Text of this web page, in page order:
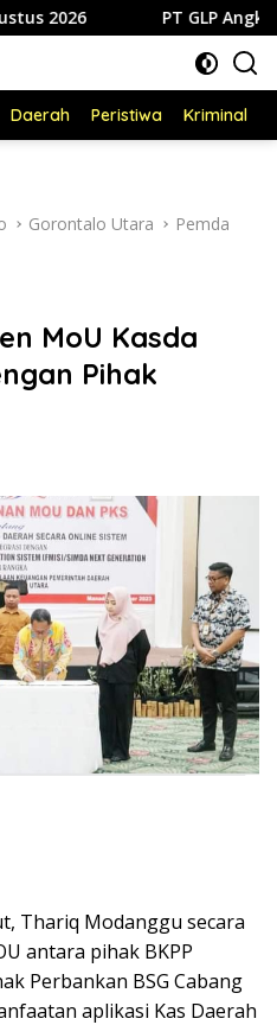
PT GLP Angkat Bicara
Daerah Peristiwa Kriminal
Gorontalo Utara
Pemda
MoU Kasda
Pihak
Thariq Modanggu secara
antara pihak BKPP
Perbankan BSG Cabang
aplikasi Kas Daerah